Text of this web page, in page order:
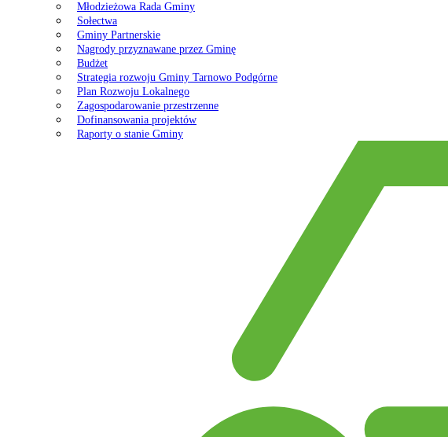
Młodzieżowa Rada Gminy
Sołectwa
Gminy Partnerskie
Nagrody przyznawane przez Gminę
Budżet
Strategia rozwoju Gminy Tarnowo Podgórne
Plan Rozwoju Lokalnego
Zagospodarowanie przestrzenne
Dofinansowania projektów
Raporty o stanie Gminy